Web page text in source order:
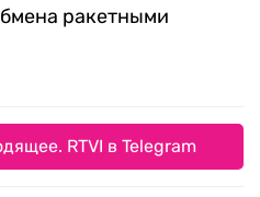
ракетными
RTVI в Telegram